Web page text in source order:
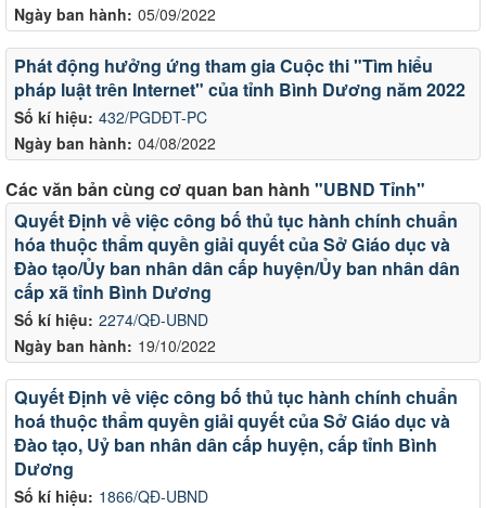
Ngày ban hành: 05/09/2022
Số kí hiệu: 432/PGDĐT-PC
Ngày ban hành: 04/08/2022
Phát động hưởng ứng tham gia Cuộc thi "Tìm hiểu
pháp luật trên Internet" của tỉnh Bình Dương năm 2022
Các văn bản cùng cơ quan ban hành "UBND Tỉnh"
Số kí hiệu: 2274/QĐ-UBND
Ngày ban hành: 19/10/2022
Quyết Định về việc công bố thủ tục hành chính chuẩn
hóa thuộc thẩm quyền giải quyết của Sở Giáo dục và
Đào tạo/Ủy ban nhân dân cấp huyện/Ủy ban nhân dân
cấp xã tỉnh Bình Dương
Số kí hiệu: 1866/QĐ-UBND
Quyết Định về việc công bố thủ tục hành chính chuẩn
hoá thuộc thẩm quyền giải quyết của Sở Giáo dục và
Đào tạo, Uỷ ban nhân dân cấp huyện, cấp tỉnh Bình
Dương